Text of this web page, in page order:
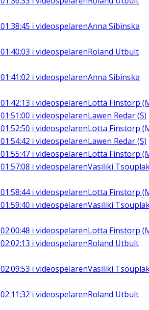
01:38:45 i videospelarenAnna Sibinska
01:40:03 i videospelarenRoland Utbult
01:41:02 i videospelarenAnna Sibinska
01:42:13 i videospelarenLotta Finstorp
01:51:00 i videospelarenLawen Redar (S)
01:52:50 i videospelarenLotta Finstorp
01:54:42 i videospelarenLawen Redar (S)
01:55:47 i videospelarenLotta Finstorp
01:57:08 i videospelarenVasiliki
01:58:44i videospelarenLotta Finstorp
01:59:40 i videospelarenVasiliki
02:00:48 i videospelarenLotta Finstorp
02:02:13 i videospelarenRoland Utbult
02:09:53 i videospelarenVasiliki
02:11:32 i videospelarenRoland Utbult